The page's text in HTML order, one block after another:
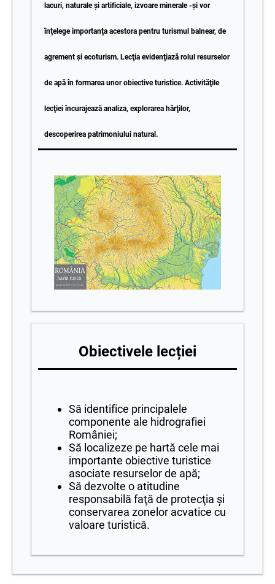
lacuri, naturale şi artificiale, izvoare minerale -şi vor
înţelege importanţa acestora pentru turismul balnear, de
agrement şi ecoturism. Lecţia evidenţiază rolul resurselor
de apă în formarea unor obiective turistice. Activităţile
lecţiei încurajează analiza, explorarea hărţilor,
descoperirea patrimoniului natural.
Obiectivele lecției
Să identifice principalele
componente ale hidrografiei
României;
Să localizeze pe hartă cele mai
importante obiective turistice
asociate resurselor de apă;
Să dezvolte o atitudine
responsabilă faţă de protecţia şi
conservarea zonelor acvatice cu
valoare turistică.